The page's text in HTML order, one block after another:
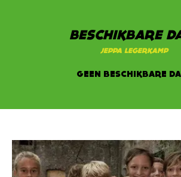
BESCHIKBARE
JEPPA LEGERKAMP
GEEN BESCHIKBARE